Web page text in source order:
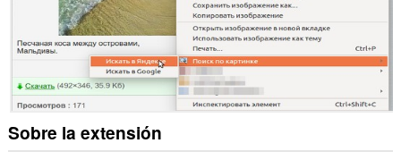
Sobre la extensión